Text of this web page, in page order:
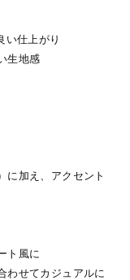
い仕上がり
生地感
に加え、アクセント
ト風に
わせてカジュアルに